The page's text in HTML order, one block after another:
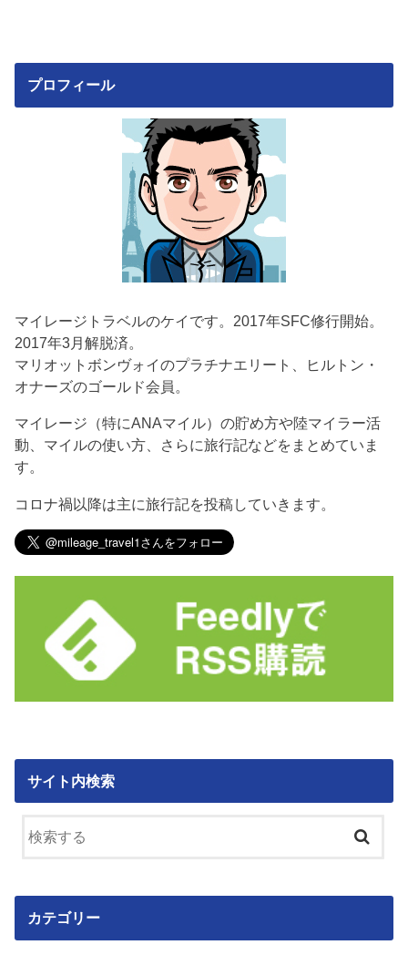
プロフィール
マイレージトラベルのケイです。2017年SFC修行開始。
2017年3月解脱済。
マリオットボンヴォイのプラチナエリート、ヒルトン・
オナーズのゴールド会員。
マイレージ（特にANAマイル）の貯め方や陸マイラー活
動、マイルの使い方、さらに旅行記などをまとめていま
す。
コロナ禍以降は主に旅行記を投稿していきます。
サイト内検索
カテゴリー